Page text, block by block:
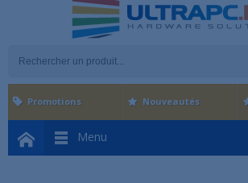
Menu
Promotions Nouveautés